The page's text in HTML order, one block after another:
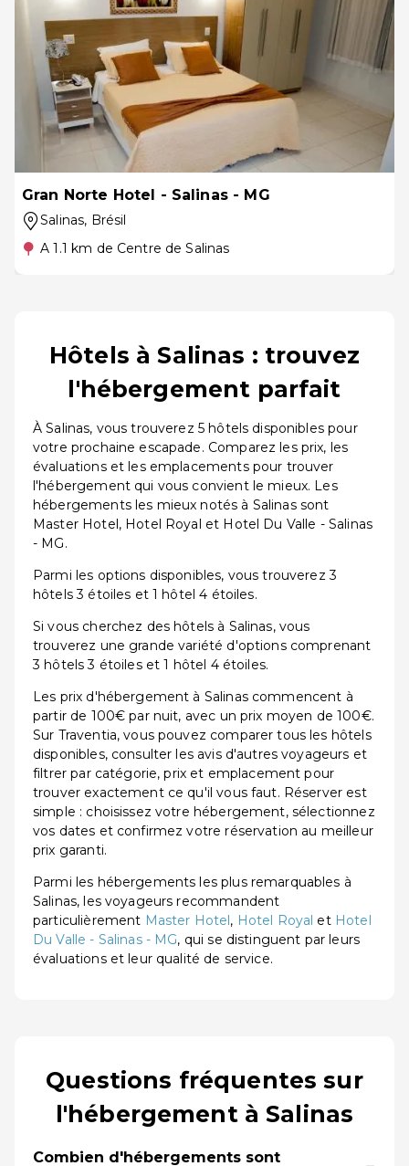
Gran Norte Hotel - Salinas - MG
Salinas, Brésil
A 1.1 km de Centre de Salinas
Hôtels à Salinas : trouvez
l'hébergement parfait
À Salinas, vous trouverez 5 hôtels disponibles pour
votre prochaine escapade. Comparez les prix, les
évaluations et les emplacements pour trouver
l'hébergement qui vous convient le mieux. Les
hébergements les mieux notés à Salinas sont
Master Hotel, Hotel Royal et Hotel Du Valle - Salinas
- MG.
Parmi les options disponibles, vous trouverez 3
hôtels 3 étoiles et 1 hôtel 4 étoiles.
Si vous cherchez des hôtels à Salinas, vous
trouverez une grande variété d'options comprenant
3 hôtels 3 étoiles et 1 hôtel 4 étoiles.
Les prix d'hébergement à Salinas commencent à
partir de 100€ par nuit, avec un prix moyen de 100€.
Sur Traventia, vous pouvez comparer tous les hôtels
disponibles, consulter les avis d'autres voyageurs et
filtrer par catégorie, prix et emplacement pour
trouver exactement ce qu'il vous faut. Réserver est
simple : choisissez votre hébergement, sélectionnez
vos dates et confirmez votre réservation au meilleur
prix garanti.
Parmi les hébergements les plus remarquables à
Salinas, les voyageurs recommandent
particulièrement Master Hotel, Hotel Royal et Hotel
Du Valle - Salinas - MG, qui se distinguent par leurs
évaluations et leur qualité de service.
Questions fréquentes sur
l'hébergement à Salinas
Combien d'hébergements sont